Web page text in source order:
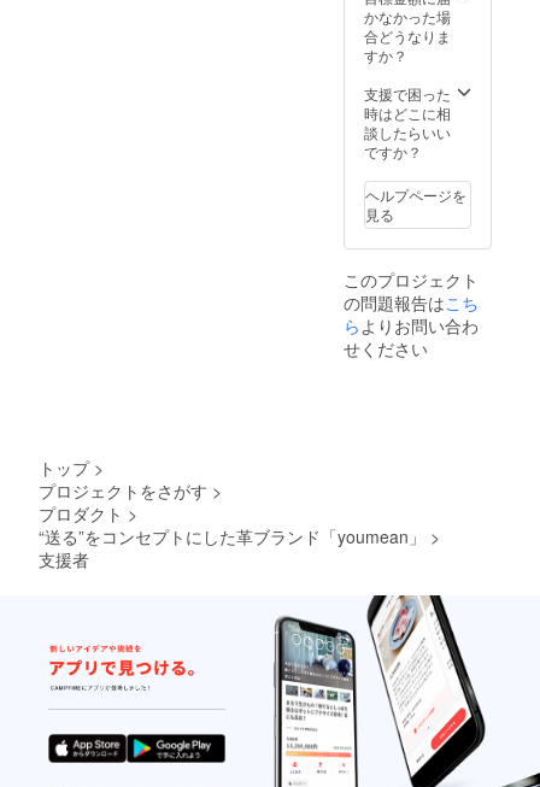
かなかった場
合どうなりま
すか？
支援で困った
時はどこに相
談したらいい
ですか？
ヘルプページを
見る
このプロジェクト
の問題報告はこち
ら よりお問い合わ
せください
トップ >
プロジェクトをさがす >
プロダクト >
“送る”をコンセプトにした革ブランド「youmean」
>
支援者